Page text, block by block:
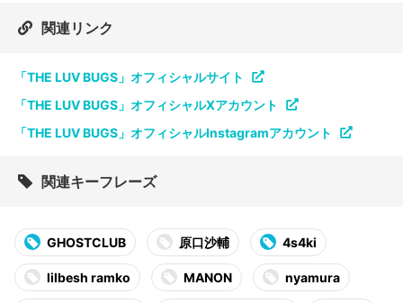
関連リンク
「THE LUV BUGS」オフィシャルサイト
「THE LUV BUGS」オフィシャルXアカウント
「THE LUV BUGS」オフィシャルInstagramアカウント
関連キーフレーズ
GHOSTCLUB 原口沙輔 4s4ki
lilbesh ramko MANON nyamura